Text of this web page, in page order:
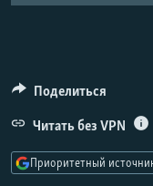
СОЦИАЛЬНЫЕ СЕТИ
Поделиться
Читать без VPN
Приоритетный